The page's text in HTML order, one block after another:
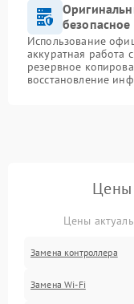
Использование
аккуратная работа
резервное
восстановление
Цены
Цены
Замена контроллера
Замена Wi-Fi